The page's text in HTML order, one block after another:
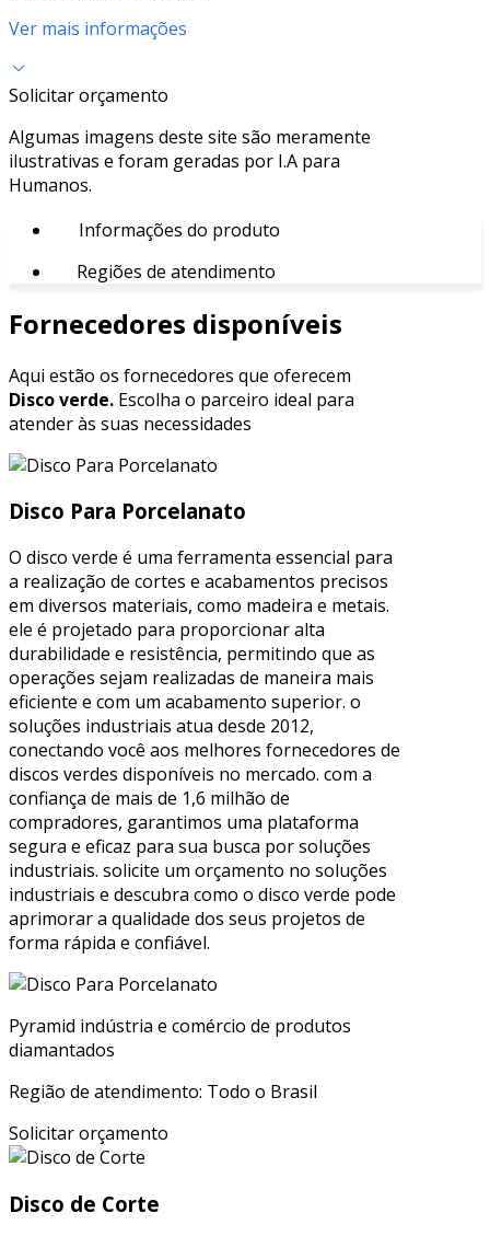
Ver mais informações
Solicitar orçamento
Algumas imagens deste site são meramente
ilustrativas e foram geradas por I.A para
Humanos.
Informações do produto
Regiões de atendimento
Fornecedores disponíveis
Aqui estão os fornecedores que oferecem
Disco verde. Escolha o parceiro ideal para
atender às suas necessidades
Disco Para Porcelanato
O disco verde é uma ferramenta essencial para
a realização de cortes e acabamentos precisos
em diversos materiais, como madeira e metais.
ele é projetado para proporcionar alta
durabilidade e resistência, permitindo que as
operações sejam realizadas de maneira mais
eficiente e com um acabamento superior. o
soluções industriais atua desde 2012,
conectando você aos melhores fornecedores de
discos verdes disponíveis no mercado. com a
confiança de mais de 1,6 milhão de
compradores, garantimos uma plataforma
segura e eficaz para sua busca por soluções
industriais. solicite um orçamento no soluções
industriais e descubra como o disco verde pode
aprimorar a qualidade dos seus projetos de
forma rápida e confiável.
Pyramid indústria e comércio de produtos
diamantados
Região de atendimento: Todo o Brasil
Solicitar orçamento
Disco de Corte